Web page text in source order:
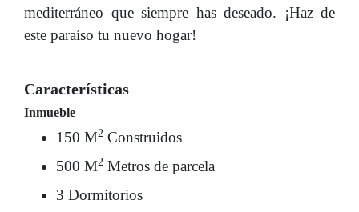
mediterráneo que siempre has deseado. ¡Haz de
este paraíso tu nuevo hogar!
Características
Inmueble
150 M2 Construidos
500 M2 Metros de parcela
3 Dormitorios